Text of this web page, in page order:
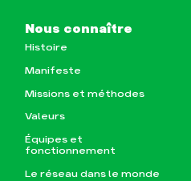
Nous connaître
Histoire
Manifeste
Missions et méthodes
Valeurs
Équipes et
fonctionnement
Le réseau dans le monde